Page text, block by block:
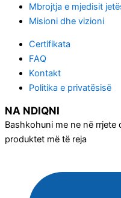
Mbrojtja e mjedisit
Misioni dhe vizioni
Certifikata
FAQ
Kontakt
Politika e privatësisë
NA NDIQNI
Bashkohuni me ne në
produktet më të reja